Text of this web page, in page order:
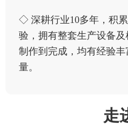
◇ 深耕行业10多年，积
验，拥有整套生产设备
制作到完成，均有经验
量。
走